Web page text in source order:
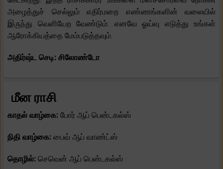
அழைத்துச் செல்லும் எதிர்மறை எண்ணங்களின் வலையில்
இருந்து வெளியேற வேண்டும். எனவே ஓய்வு எடுத்து உங்கள்
ஆரோக்கியத்தை மேம்படுத்தவும்.
அதிர்ஷ்ட செடி: சிலோண்டோ
மீன ராசி
காதல் வாழ்கை: போர் ஆப் பென்டகல்ஸ்
நிதி வாழ்கை: பைவ் ஆப் வாண்ட்ஸ்
தொழில்: செவென் ஆப் பென்டகல்ஸ்